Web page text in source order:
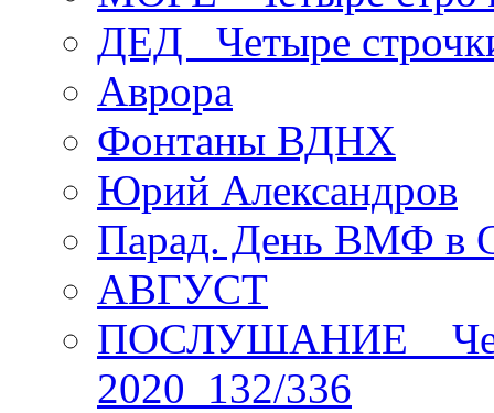
ДЕД _Четыре
Аврора
Фонтаны ВДНХ
Юрий Александров
Парад. День ВМФ в
АВГУСТ
ПОСЛУШАНИЕ _
2020_132/336